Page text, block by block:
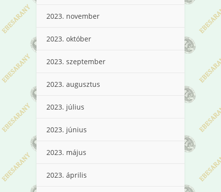
2023. november
2023. október
2023. szeptember
2023. augusztus
2023. július
2023. június
2023. május
2023. április